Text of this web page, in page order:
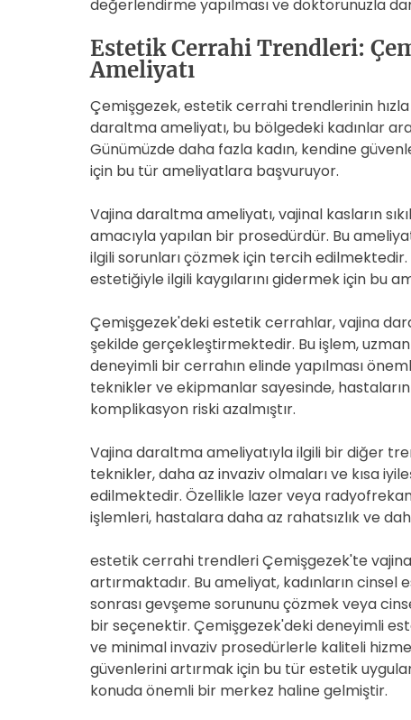
değerlendirme yapılması ve doktorunuzla
Estetik Cerrahi Trendleri:
Ameliyatı
Çemişgezek, estetik cerrahi trendlerinin hızla
daraltma ameliyatı, bu bölgedeki kadınlar
Günümüzde daha fazla kadın, kendine
için bu tür ameliyatlara başvuruyor.
Vajina daraltma ameliyatı, vajinal kasların
amacıyla yapılan bir prosedürdür. Bu
ilgili sorunları çözmek için tercih edilmektedir.
estetiğiyle ilgili kaygılarını gidermek için bu
Çemişgezek'deki estetik cerrahlar, vajina
şekilde gerçekleştirmektedir. Bu işlem,
deneyimli bir cerrahın elinde yapılması
teknikler ve ekipmanlar sayesinde,
komplikasyon riski azalmıştır.
Vajina daraltma ameliyatıyla ilgili bir diğer
teknikler, daha az invaziv olmaları ve kısa
edilmektedir. Özellikle lazer veya
işlemleri, hastalara daha az rahatsızlık ve
estetik cerrahi trendleri Çemişgezek'te
artırmaktadır. Bu ameliyat, kadınların cinsel
sonrası gevşeme sorununu çözmek veya
bir seçenektir. Çemişgezek'deki deneyimli
ve minimal invaziv prosedürlerle kaliteli
güvenlerini artırmak için bu tür estetik
konuda önemli bir merkez haline gelmiştir.